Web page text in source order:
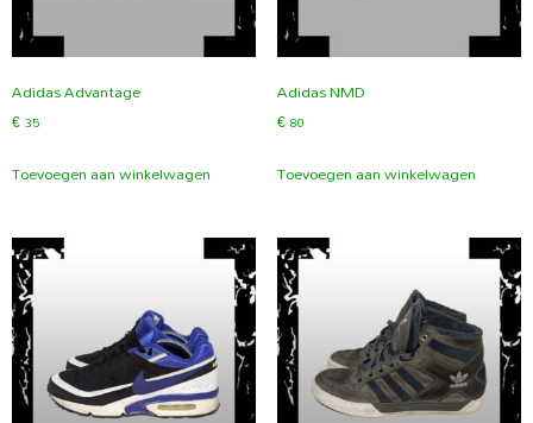
Adidas Advantage
€35
Toevoegen aan winkelwagen
Adidas NMD
€80
Toevoegen aan winkelwagen